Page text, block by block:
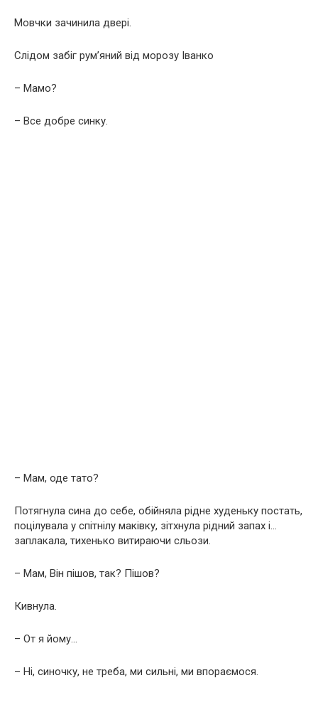
Мовчки зачинила двері.
Слідом забіг румʼяний від морозу Іванко
– Мамо?
– Все добре синку.
– Мам, оде тато?
Потягнула сина до себе, обійняла рідне худеньку постать,
поцілувала у спітнілу маківку, зітхнула рідний запах і…
заплакала, тихенько витираючи сльози.
– Мам, Він пішов, так? Пішов?
Кивнула.
– От я йому…
– Ні, синочку, не треба, ми сильні, ми впораємося.